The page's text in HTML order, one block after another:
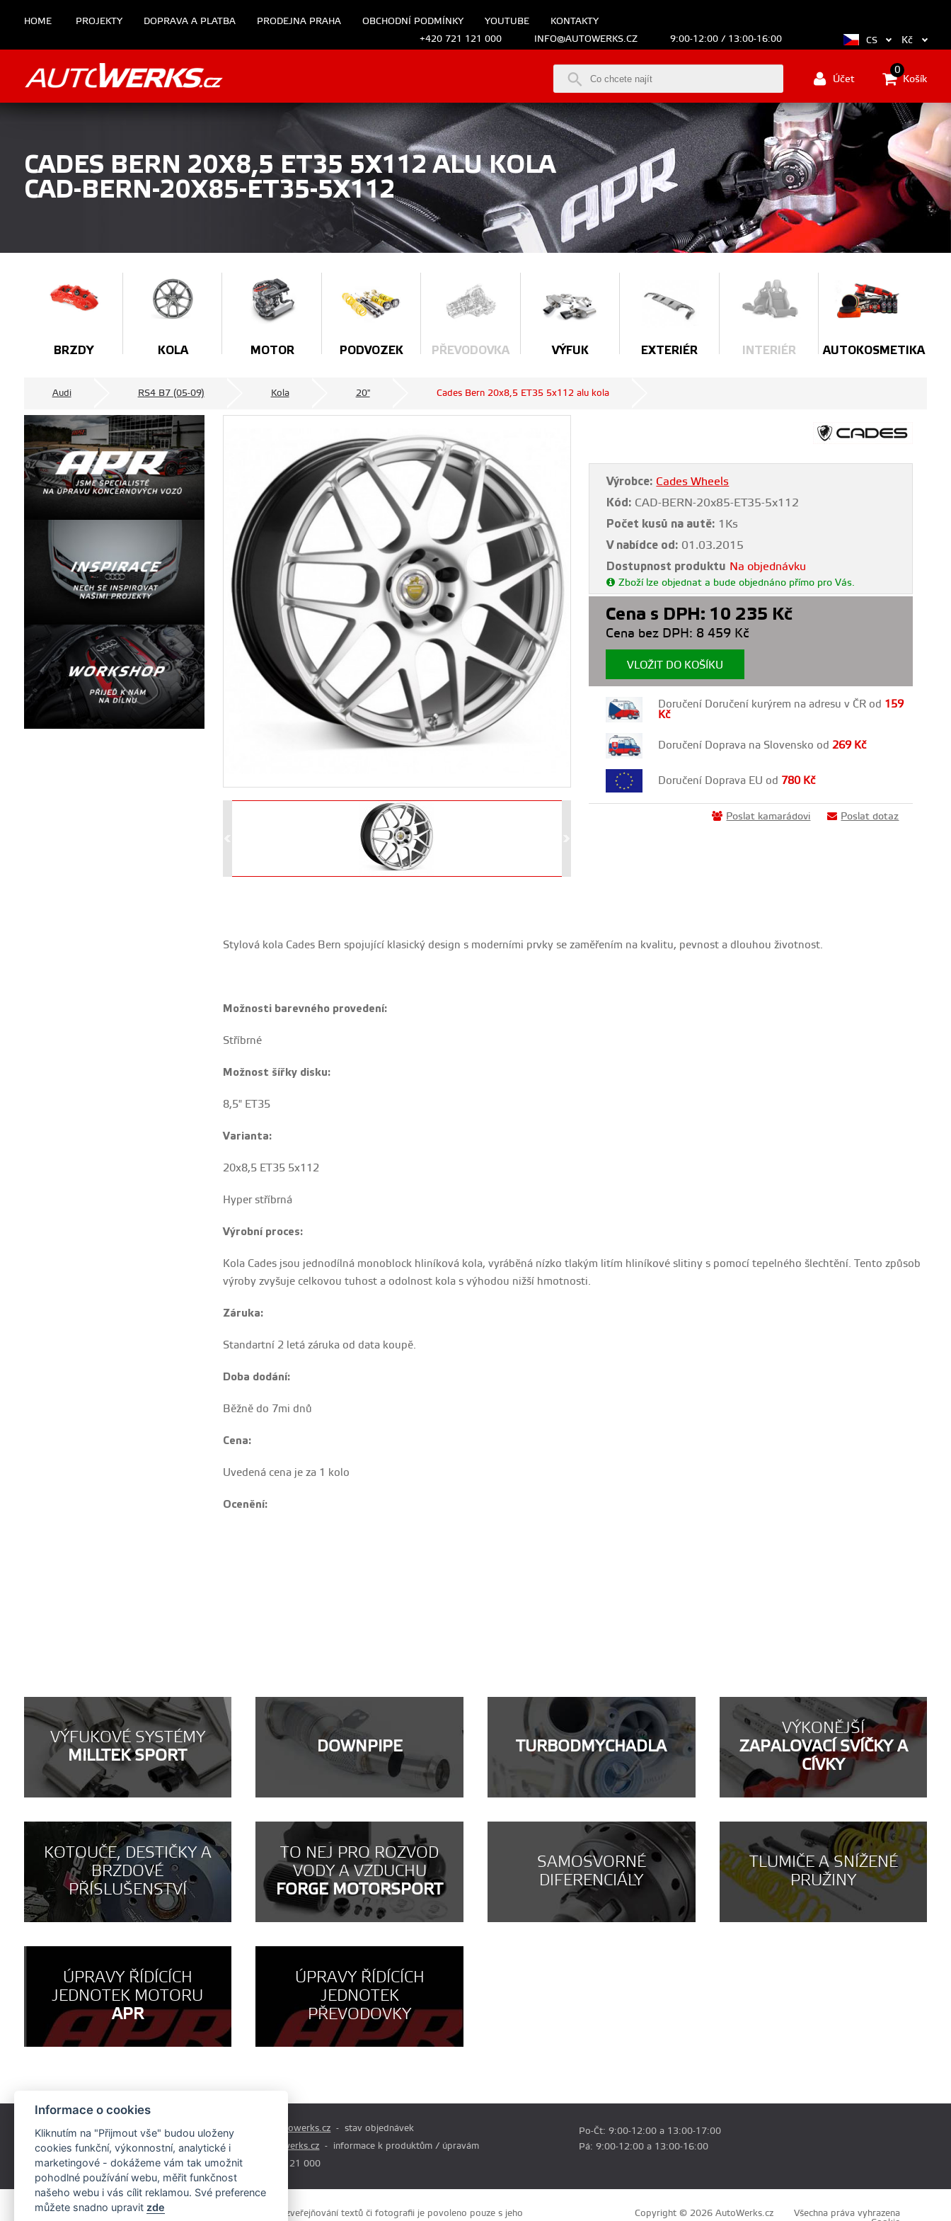
Informace o cookies
Kliknutím na "Přijmout vše" budou uloženy
cookies funkční, výkonnostní, analytické i
marketingové - dokážeme vám tak umožnit
pohodlné používání webu, měřit funkčnost
našeho webu i vás cílit reklamou. Své preference
můžete snadno upravit zde
HOME PROJEKTY DOPRAVA A PLATBA PRODEJNA PRAHA OBCHODNÍ PODMÍNKY YOUTUBE
KONTAKTY
+420 721 121 000
INFO@AUTOWERKS.CZ 9:00-12:00 / 13:00-16:00 CS Kč
Účet Košík
0
CADES BERN 20X8,5 ET35 5X112 ALU KOLA
CAD-BERN-20X85-ET35-5X112
BRZDY KOLA MOTOR PODVOZEK PŘEVODOVKA VÝFUK EXTERIÉR INTERIÉR AUTOKOSMETIKA
Audi RS4 B7 (05-09) Kola 20" Cades Bern 20x8,5 ET35 5x112 alu kola
Výrobce: Cades Wheels
Kód: CAD-BERN-20x85-ET35-5x112
Počet kusů na autě: 1Ks
V nabídce od: 01.03.2015
Dostupnost produktu Na objednávku
Zboží lze objednat a bude objednáno přímo pro Vás.
Cena s DPH: 10 235 Kč
Cena bez DPH: 8 459 Kč
VLOŽIT DO KOŠÍKU
Doručení Doručení kurýrem na adresu v ČR od 159
Kč
Doručení Doprava na Slovensko od269 Kč
Doručení Doprava EU od 780 Kč
Poslat kamarádovi Poslat dotaz
Stylová kola Cades Bern spojující klasický design s moderními prvky se zaměřením na kvalitu, pevnost a dlouhou životnost.
Možnosti barevného provedení:
Stříbrné
Možnost šířky disku:
8,5" ET35
Varianta:
20x8,5 ET35 5x112
Hyper stříbrná
Výrobní proces:
Kola Cades jsou jednodílná monoblock hliníková kola, vyráběná nízko tlakým litím hliníkové slitiny s pomocí tepelného šlechtění. Tento způsob
výroby zvyšuje celkovou tuhost a odolnost kola s výhodou nižší hmotnosti.
Záruka:
Standartní 2 letá záruka od data koupě.
Doba dodání:
Běžně do 7mi dnů
Cena:
Uvedená cena je za 1 kolo
Ocenění:
VÝFUKOVÉ SYSTÉMY
MILLTEK SPORT
DOWNPIPE TURBODMYCHADLA
VÝKONĚJŠÍ
ZAPALOVACÍ SVÍČKY A
CÍVKY
KOTOUČE, DESTIČKY A
BRZDOVÉ
PŘÍSLUŠENSTVÍ
TO NEJ PRO ROZVOD
VODY A VZDUCHU
FORGE MOTORSPORT
SAMOSVORNÉ
DIFERENCIÁLY
TLUMIČE A SNÍŽENÉ
PRUŽINY
ÚPRAVY ŘÍDÍCÍCH
JEDNOTEK MOTORU
APR
ÚPRAVY ŘÍDÍCÍCH
JEDNOTEK
PŘEVODOVKY
Českobrodská 179
Praha - Běchovice
19011
prodej@autowerks.cz
stav objednávek
info@autowerks.cz
informace k produktům / úpravám
+420 721 121 000
Po-Čt: 9:00-12:00 a 13:00-17:00
Pá: 9:00-12:00 a 13:00-16:00
Obsah stránek je majetkem provozovatele. Kopírování, zveřejňování textů či fotografii je povoleno pouze s jeho
Copyright © 2026 AutoWerks.cz
Všechna práva vyhrazena